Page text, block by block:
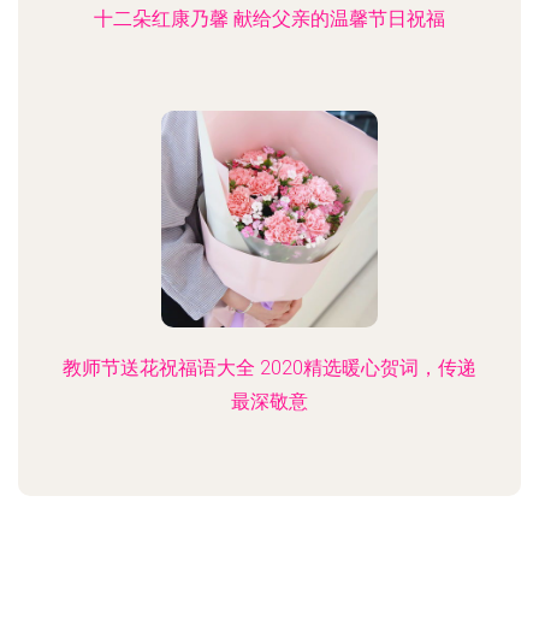
十二朵红康乃馨 献给父亲的温馨节日祝福
教师节送花祝福语大全 2020精选暖心贺词，传递
最深敬意